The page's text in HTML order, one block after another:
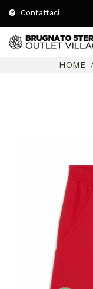
Contattaci
HOME